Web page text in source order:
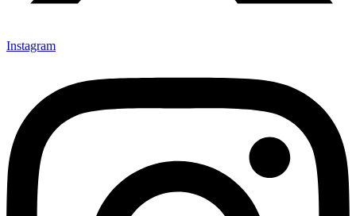
Instagram